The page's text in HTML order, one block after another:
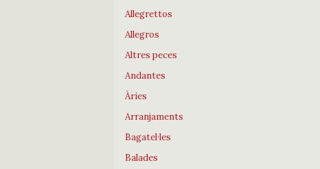
Allegrettos
Allegros
Altres peces
Andantes
Àries
Arranjaments
Bagatel·les
Balades